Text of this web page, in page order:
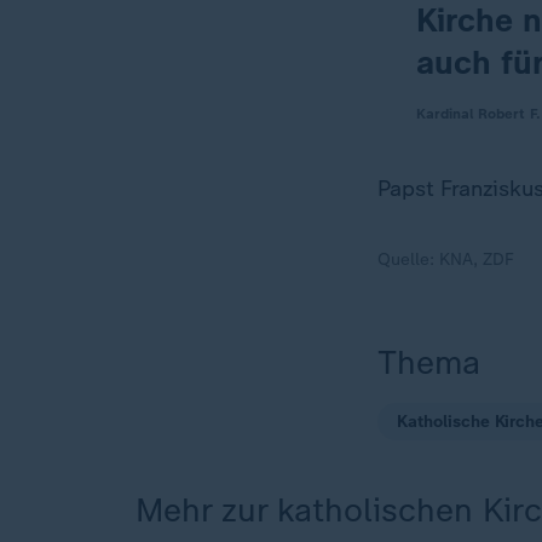
Kirche
auch
Papst
Thema
Katholische
Mehr zur katholischen